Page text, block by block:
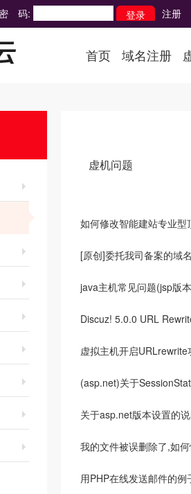
密 码: 注册
首页 域名注册
虚机问题
如何修改智能建站专业型
[原创]委托我司备案的域
java主机常见问题(jsp版
Discuz! 5.0.0 URL
虚拟主机开启
(asp.net)关于
关于asp.net版本设置的
我的文件被误删除了,如
用PHP在线发送邮件的例